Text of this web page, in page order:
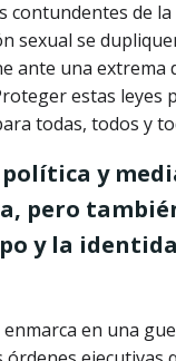
contundentes de
sexual se
ante una
estas
todas, todos y
y
pero
y la
en una